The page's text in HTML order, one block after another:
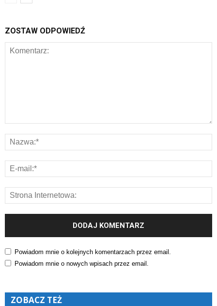
ZOSTAW ODPOWIEDŹ
Powiadom mnie o kolejnych komentarzach przez email.
Powiadom mnie o nowych wpisach przez email.
ZOBACZ TEŻ